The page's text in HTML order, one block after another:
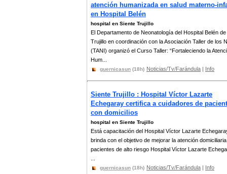
atención humanizada en salud materno-
en Hospital Belén
hospital en Siente Trujillo
El Departamento de Neonatología del Hospital Belén de
Trujillo en coordinación con la Asociación Taller de los
(TANI) organizó el Curso Taller: “Fortaleciendo la
Hum...
guernicasun (18h) Noticias/Tv/Farándula | Info
Siente Trujillo : Hospital Víctor Lazarte
Echegaray certifica a cuidadores de
con domicilios
hospital en Siente Trujillo
Está capacitación del Hospital Víctor Lazarte
brinda con el objetivo de mejorar la atención
pacientes de alto riesgo Hospital Víctor Lazarte
guernicasun (18h) Noticias/Tv/Farándula | Info